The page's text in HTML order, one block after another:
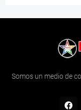
Somos un medio de